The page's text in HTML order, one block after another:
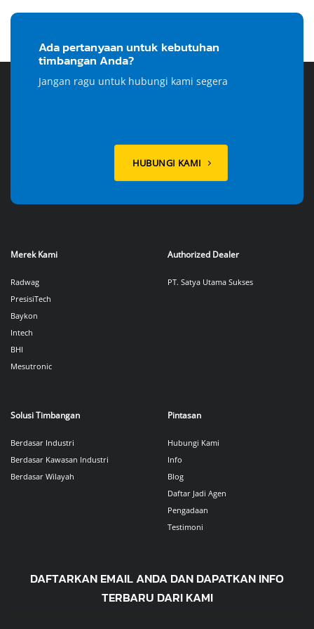
Ada pertanyaan untuk kebutuhan
timbangan Anda?
Jangan ragu untuk hubungi kami segera
HUBUNGI KAMI
Merek Kami
Radwag
PresisiTech
Baykon
Intech
BHI
Mesutronic
Authorized Dealer
PT. Satya Utama Sukses
Solusi Timbangan
Berdasar Industri
Berdasar Kawasan Industri
Berdasar Wilayah
Pintasan
Hubungi Kami
Info
Blog
Daftar Jadi Agen
Pengadaan
Testimoni
DAFTARKAN EMAIL ANDA DAN DAPATKAN INFO
TERBARU DARI KAMI